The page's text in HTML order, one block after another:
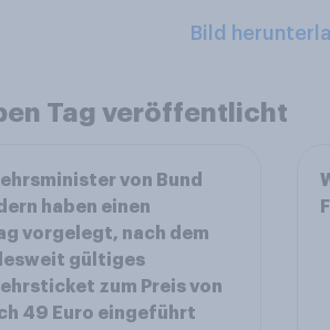
Bild
Tag veröffentlicht
von Bund
haben einen
vorgelegt, nach dem
gültiges
zum Preis von
49 Euro eingeführt